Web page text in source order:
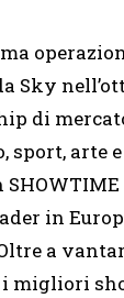
Sky
di
arte e
in
a
i migliori